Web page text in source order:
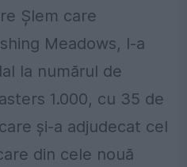
Şlem care
Meadows, l-a
la numărul de
1.000, cu 35 de
şi-a adjudecat cel
din cele nouă